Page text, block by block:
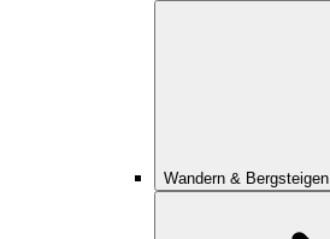
Wandern & Bergsteigen